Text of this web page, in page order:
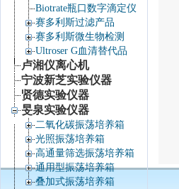
Biotrate瓶口数字滴定仪
赛多利斯过滤产品
赛多利斯微生物检测
Ultroser G血清替代品
卢湘仪离心机
宁波新芝实验仪器
贤德实验仪器
旻泉实验仪器
二氧化碳振荡培养箱
光照振荡培养箱
高通量筛选振荡培养箱
通用型振荡培养箱
叠加式振荡培养箱